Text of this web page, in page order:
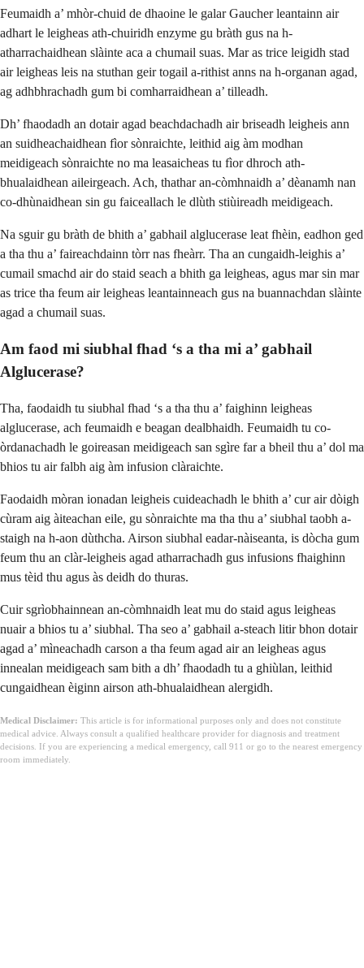
Feumaidh a’ mhòr-chuid de dhaoine le galar Gaucher leantainn air
adhart le leigheas ath-chuiridh enzyme gu bràth gus na h-
atharrachaidhean slàinte aca a chumail suas. Mar as trice leigidh stad
air leigheas leis na stuthan geir togail a-rithist anns na h-organan agad,
ag adhbhrachadh gum bi comharraidhean a’ tilleadh.
Dh’ fhaodadh an dotair agad beachdachadh air briseadh leigheis ann
an suidheachaidhean fìor sònraichte, leithid aig àm modhan
meidigeach sònraichte no ma leasaicheas tu fìor dhroch ath-
bhualaidhean aileirgeach. Ach, thathar an-còmhnaidh a’ dèanamh nan
co-dhùnaidhean sin gu faiceallach le dlùth stiùireadh meidigeach.
Na sguir gu bràth de bhith a’ gabhail alglucerase leat fhèin, eadhon ged
a tha thu a’ faireachdainn tòrr nas fheàrr. Tha an cungaidh-leighis a’
cumail smachd air do staid seach a bhith ga leigheas, agus mar sin mar
as trice tha feum air leigheas leantainneach gus na buannachdan slàinte
agad a chumail suas.
Am faod mi siubhal fhad ‘s a tha mi a’ gabhail
Alglucerase?
Tha, faodaidh tu siubhal fhad ‘s a tha thu a’ faighinn leigheas
alglucerase, ach feumaidh e beagan dealbhaidh. Feumaidh tu co-
òrdanachadh le goireasan meidigeach san sgìre far a bheil thu a’ dol ma
bhios tu air falbh aig àm infusion clàraichte.
Faodaidh mòran ionadan leigheis cuideachadh le bhith a’ cur air dòigh
cùram aig àiteachan eile, gu sònraichte ma tha thu a’ siubhal taobh a-
staigh na h-aon dùthcha. Airson siubhal eadar-nàiseanta, is dòcha gum
feum thu an clàr-leigheis agad atharrachadh gus infusions fhaighinn
mus tèid thu agus às deidh do thuras.
Cuir sgrìobhainnean an-còmhnaidh leat mu do staid agus leigheas
nuair a bhios tu a’ siubhal. Tha seo a’ gabhail a-steach litir bhon dotair
agad a’ mìneachadh carson a tha feum agad air an leigheas agus
innealan meidigeach sam bith a dh’ fhaodadh tu a ghiùlan, leithid
cungaidhean èiginn airson ath-bhualaidhean alergidh.
Medical Disclaimer: This article is for informational purposes only and does not constitute
medical advice. Always consult a qualified healthcare provider for diagnosis and treatment
decisions. If you are experiencing a medical emergency, call 911 or go to the nearest emergency
room immediately.